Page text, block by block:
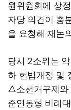
원위원회에 상
자당 의견이 충
을 요청해 재논
당시 2소위는
하 헌법개정 및
△소선거구제와
준연동형 비례